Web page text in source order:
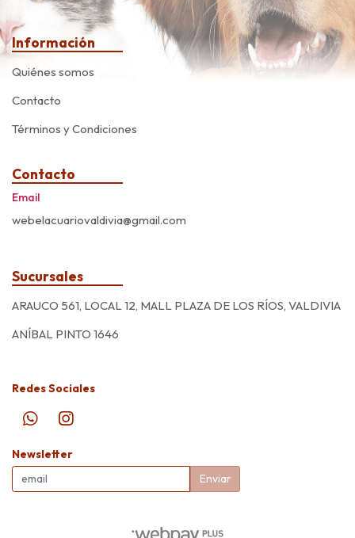
Información
Quiénes somos
Contacto
Términos y Condiciones
Contacto
Email
webelacuariovaldivia@gmail.com
Sucursales
ARAUCO 561, LOCAL 12, MALL PLAZA DE LOS RÍOS, VALDIVIA
ANÍBAL PINTO 1646
Redes Sociales
Newsletter
Enviar